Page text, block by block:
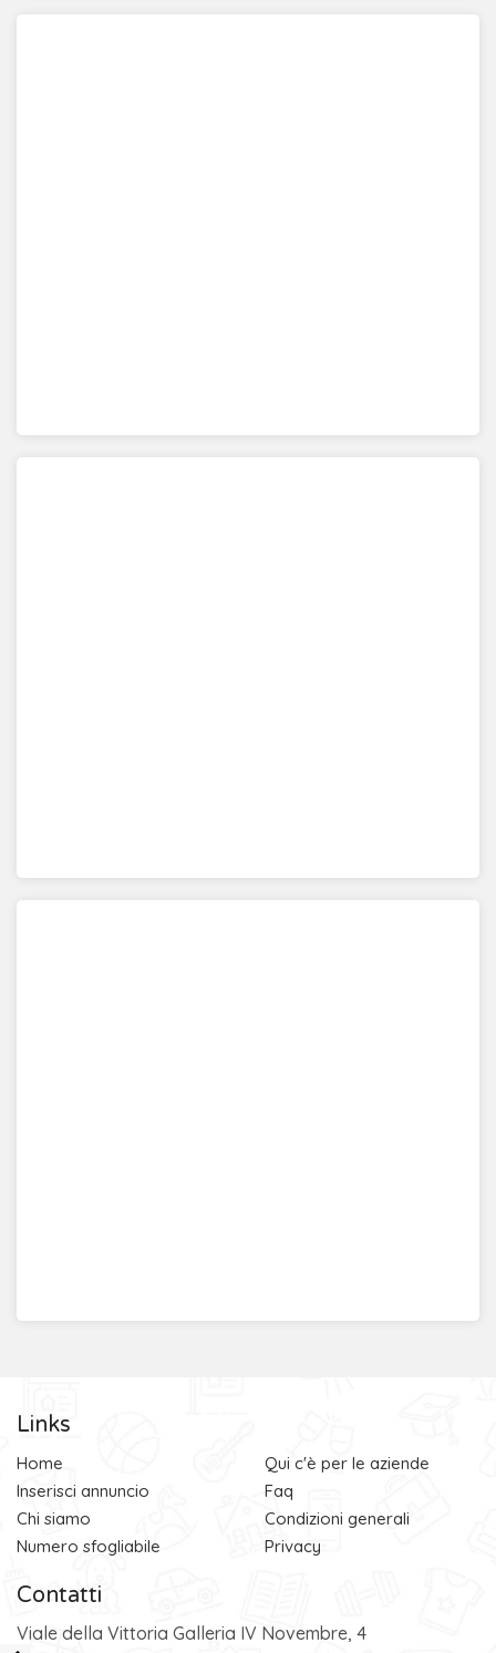
Links
Home
Inserisci annuncio
Chi siamo
Numero sfogliabile
Qui c'è per le aziende
Faq
Condizioni generali
Privacy
Contatti
Viale della Vittoria Galleria IV Novembre, 4